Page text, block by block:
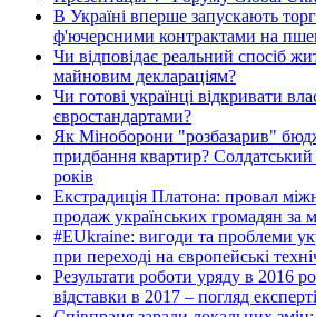
В Україні вперше запускають
ф'ючерсними контрактами на
Чи відповідає реальний спосіб
майновим деклараціям?
Чи готові українці відкривати
євростандартами?
Як Міноборони "розбазарив"
придбання квартир? Солдатський
років
Екстрадиція Платона: провал
продаж українських громадян за
#EUkraine: вигоди та проблеми
при переході на європейські
Результати роботи уряду в 2016
відставки в 2017 – погляд